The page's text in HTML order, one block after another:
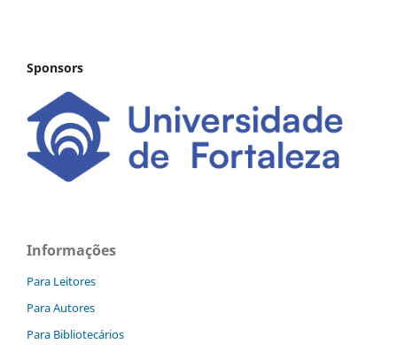
Sponsors
Informações
Para Leitores
Para Autores
Para Bibliotecários